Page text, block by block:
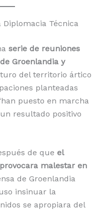
Técnica
serie de reuniones
Groenlandia y
del territorio ártico
planteadas
puesto en marcha
resultado positivo
de que el
malestar en
de Groenlandia
insinuar la
se apropiara del